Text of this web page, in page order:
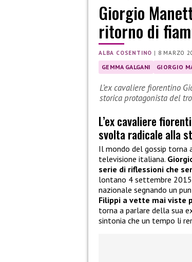
Giorgio
ritorno di
ALBA COSENTINO | 8 MARZO
GEMMA GALGANI GIORGIO
L’ex cavaliere fiorentino
storica protagonista del
L’ex cavaliere
svolta radicale alla
Il mondo del gossip torna
televisione italiana.
serie di riflessioni che
lontano 4 settembre 2015
nazionale segnando un
Filippi a vette mai viste
torna a parlare della sua
sintonia che un tempo li